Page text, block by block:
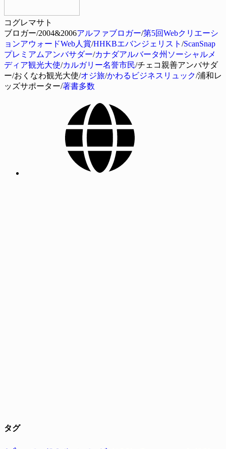
コグレマサト
ブロガー/2004&2006アルファブロガー/第5回Webクリエーシ
ョンアウォードWeb人賞/HHKBエバンジェリスト /ScanSnap
プレミアムアンバサダー/カナダアルバータ州ソーシャルメ
ディア観光大使/カルガリー名誉市民/チェコ親善アンバサダ
ー/おくなわ観光大使/オジ旅/かわるビジネスリュック/浦和レ
ッズサポーター/著書多数
タグ